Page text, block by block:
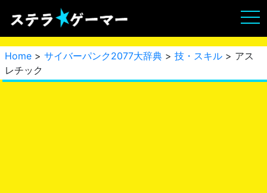
Home > サイバーパンク2077大辞典 > 技・スキル > アス
レチック